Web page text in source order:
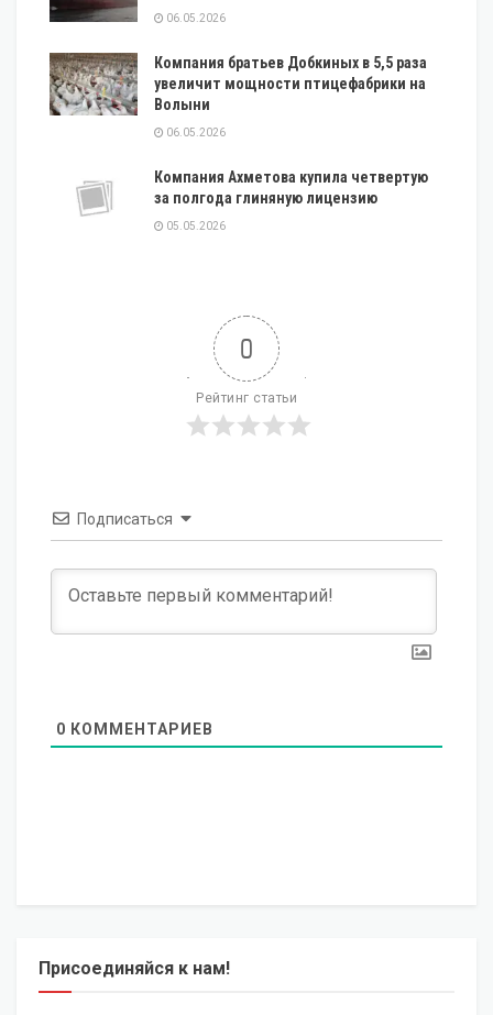
06.05.2026
Компания братьев Добкиных в 5,5 раза
увеличит мощности птицефабрики на
Волыни
06.05.2026
Компания Ахметова купила четвертую
за полгода глиняную лицензию
05.05.2026
0
Рейтинг статьи
Подписаться
0 КОММЕНТАРИЕВ
Присоединяйся к нам!